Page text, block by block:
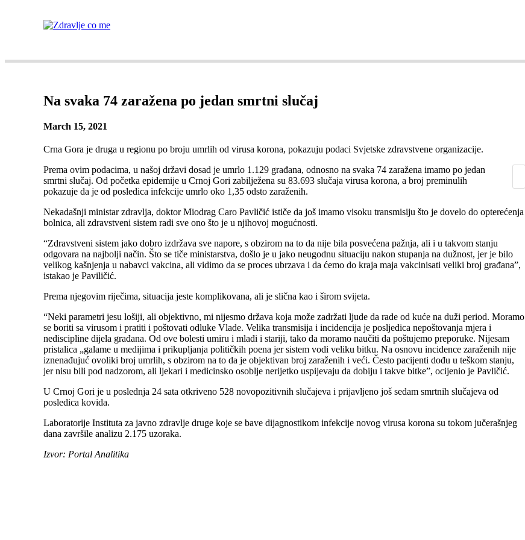
Na svaka 74 zaražena po jedan smrtni slučaj
March 15, 2021
Crna Gora je druga u regionu po broju umrlih od virusa korona, pokazuju podaci Svjetske zdravstvene organizacije.
Prema ovim podacima, u našoj državi dosad je umrlo 1.129 građana, odnosno na svaka 74 zaražena imamo po jedan
smrtni slučaj. Od početka epidemije u Crnoj Gori zabilježena su 83.693 slučaja virusa korona, a broj preminulih
pokazuje da je od posledica infekcije umrlo oko 1,35 odsto zaraženih.
Nekadašnji ministar zdravlja, doktor Miodrag Caro Pavličić ističe da još imamo visoku transmisiju što je dovelo do opterećenja
bolnica, ali zdravstveni sistem radi sve ono što je u njihovoj mogućnosti.
“Zdravstveni sistem jako dobro izdržava sve napore, s obzirom na to da nije bila posvećena pažnja, ali i u takvom stanju
odgovara na najbolji način. Što se tiče ministarstva, došlo je u jako neugodnu situaciju nakon stupanja na dužnost, jer je bilo
velikog kašnjenja u nabavci vakcina, ali vidimo da se proces ubrzava i da ćemo do kraja maja vakcinisati veliki broj građana”,
istakao je Paviličić.
Prema njegovim riječima, situacija jeste komplikovana, ali je slična kao i širom svijeta.
“Neki parametri jesu lošiji, ali objektivno, mi nijesmo država koja može zadržati ljude da rade od kuće na duži period. Moramo
se boriti sa virusom i pratiti i poštovati odluke Vlade. Velika transmisija i incidencija je posljedica nepoštovanja mjera i
nediscipline dijela građana. Od ove bolesti umiru i mlađi i stariji, tako da moramo naučiti da poštujemo preporuke. Nijesam
pristalica „galame u medijima i prikupljanja političkih poena jer sistem vodi veliku bitku. Na osnovu incidence zaraženih nije
iznenađujuć ovoliki broj umrlih, s obzirom na to da je objektivan broj zaraženih i veći. Često pacijenti dođu u teškom stanju,
jer nisu bili pod nadzorom, ali ljekari i medicinsko osoblje nerijetko uspijevaju da dobiju i takve bitke”, ocijenio je Pavličić.
U Crnoj Gori je u poslednja 24 sata otkriveno 528 novopozitivnih slučajeva i prijavljeno još sedam smrtnih slučajeva od
posledica kovida.
Laboratorije Instituta za javno zdravlje druge koje se bave dijagnostikom infekcije novog virusa korona su tokom jučerašnjeg
dana završile analizu 2.175 uzoraka.
Izvor: Portal Analitika